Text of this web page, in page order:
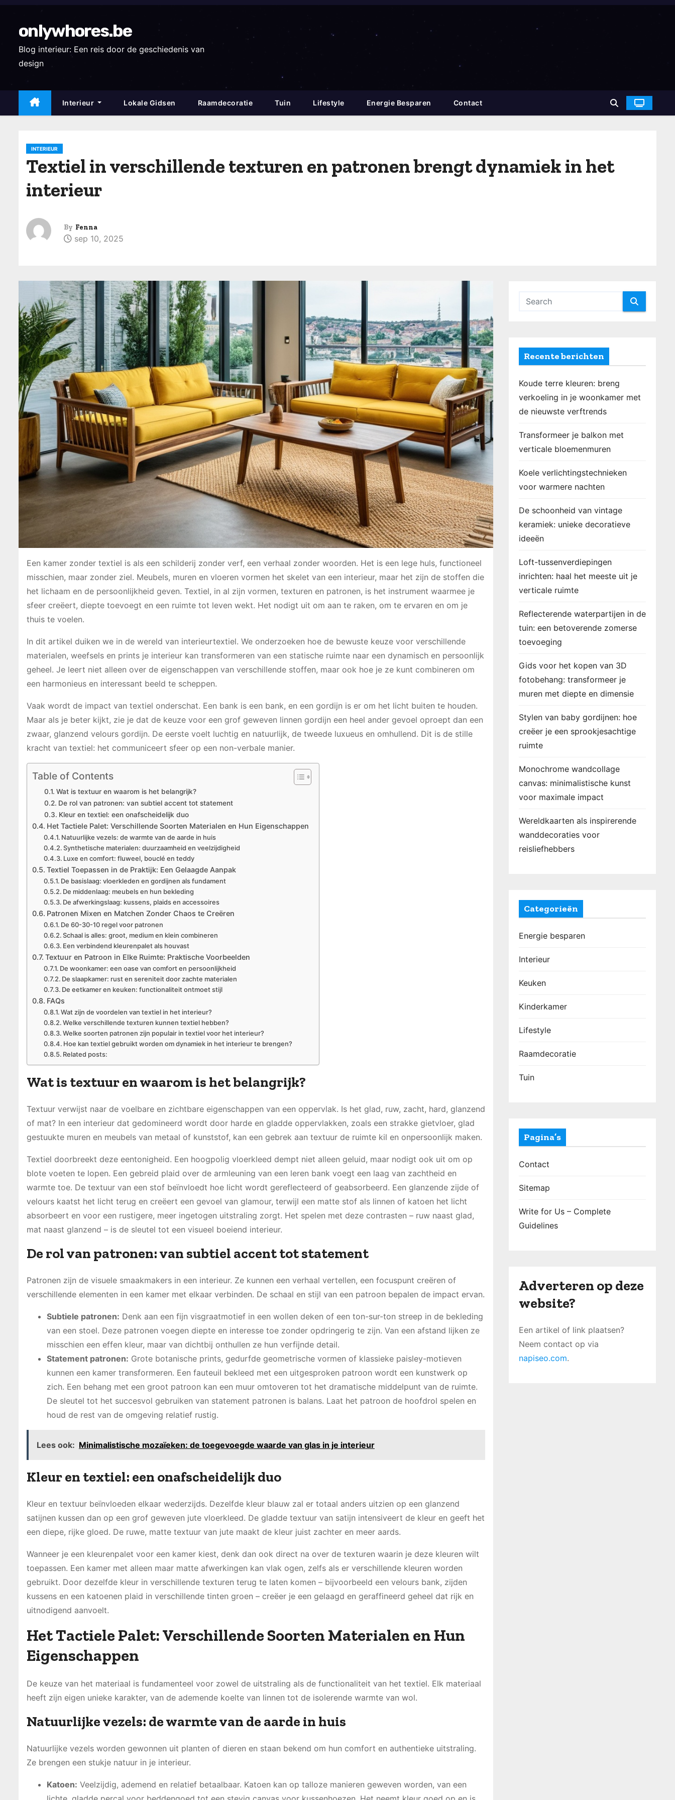
onlywhores.be
Blog interieur: Een reis door de geschiedenis van
design
Interieur Lokale Gidsen Raamdecoratie Tuin Lifestyle Energie Besparen Contact
INTERIEUR
Textiel in verschillende texturen en patronen brengt dynamiek in het
interieur
By Fenna
sep 10, 2025
Een kamer zonder textiel is als een schilderij zonder verf, een verhaal zonder woorden. Het is een lege huls, functioneel
misschien, maar zonder ziel. Meubels, muren en vloeren vormen het skelet van een interieur, maar het zijn de stoffen die
het lichaam en de persoonlijkheid geven. Textiel, in al zijn vormen, texturen en patronen, is het instrument waarmee je
sfeer creëert, diepte toevoegt en een ruimte tot leven wekt. Het nodigt uit om aan te raken, om te ervaren en om je
thuis te voelen.
In dit artikel duiken we in de wereld van interieurtextiel. We onderzoeken hoe de bewuste keuze voor verschillende
materialen, weefsels en prints je interieur kan transformeren van een statische ruimte naar een dynamisch en persoonlijk
geheel. Je leert niet alleen over de eigenschappen van verschillende stoffen, maar ook hoe je ze kunt combineren om
een harmonieus en interessant beeld te scheppen.
Vaak wordt de impact van textiel onderschat. Een bank is een bank, en een gordijn is er om het licht buiten te houden.
Maar als je beter kijkt, zie je dat de keuze voor een grof geweven linnen gordijn een heel ander gevoel oproept dan een
zwaar, glanzend velours gordijn. De eerste voelt luchtig en natuurlijk, de tweede luxueus en omhullend. Dit is de stille
kracht van textiel: het communiceert sfeer op een non-verbale manier.
Table of Contents
Wat is textuur en waarom is het belangrijk?
De rol van patronen: van subtiel accent tot statement
Kleur en textiel: een onafscheidelijk duo
Het Tactiele Palet: Verschillende Soorten Materialen en Hun Eigenschappen
Natuurlijke vezels: de warmte van de aarde in huis
Synthetische materialen: duurzaamheid en veelzijdigheid
Luxe en comfort: fluweel, bouclé en teddy
Textiel Toepassen in de Praktijk: Een Gelaagde Aanpak
De basislaag: vloerkleden en gordijnen als fundament
De middenlaag: meubels en hun bekleding
De afwerkingslaag: kussens, plaids en accessoires
Patronen Mixen en Matchen Zonder Chaos te Creëren
De 60-30-10 regel voor patronen
Schaal is alles: groot, medium en klein combineren
Een verbindend kleurenpalet als houvast
Textuur en Patroon in Elke Ruimte: Praktische Voorbeelden
De woonkamer: een oase van comfort en persoonlijkheid
De slaapkamer: rust en sereniteit door zachte materialen
De eetkamer en keuken: functionaliteit ontmoet stijl
FAQs
Wat zijn de voordelen van textiel in het interieur?
Welke verschillende texturen kunnen textiel hebben?
Welke soorten patronen zijn populair in textiel voor het interieur?
Hoe kan textiel gebruikt worden om dynamiek in het interieur te brengen?
Related posts:
Wat is textuur en waarom is het belangrijk?
Textuur verwijst naar de voelbare en zichtbare eigenschappen van een oppervlak. Is het glad, ruw, zacht, hard, glanzend
of mat? In een interieur dat gedomineerd wordt door harde en gladde oppervlakken, zoals een strakke gietvloer, glad
gestuukte muren en meubels van metaal of kunststof, kan een gebrek aan textuur de ruimte kil en onpersoonlijk maken.
Textiel doorbreekt deze eentonigheid. Een hoogpolig vloerkleed dempt niet alleen geluid, maar nodigt ook uit om op
blote voeten te lopen. Een gebreid plaid over de armleuning van een leren bank voegt een laag van zachtheid en
warmte toe. De textuur van een stof beïnvloedt hoe licht wordt gereflecteerd of geabsorbeerd. Een glanzende zijde of
velours kaatst het licht terug en creëert een gevoel van glamour, terwijl een matte stof als linnen of katoen het licht
absorbeert en voor een rustigere, meer ingetogen uitstraling zorgt. Het spelen met deze contrasten – ruw naast glad,
mat naast glanzend – is de sleutel tot een visueel boeiend interieur.
De rol van patronen: van subtiel accent tot statement
Patronen zijn de visuele smaakmakers in een interieur. Ze kunnen een verhaal vertellen, een focuspunt creëren of
verschillende elementen in een kamer met elkaar verbinden. De schaal en stijl van een patroon bepalen de impact ervan.
Subtiele patronen: Denk aan een fijn visgraatmotief in een wollen deken of een ton-sur-ton streep in de bekleding
van een stoel. Deze patronen voegen diepte en interesse toe zonder opdringerig te zijn. Van een afstand lijken ze
misschien een effen kleur, maar van dichtbij onthullen ze hun verfijnde detail.
Statement patronen: Grote botanische prints, gedurfde geometrische vormen of klassieke paisley-motieven
kunnen een kamer transformeren. Een fauteuil bekleed met een uitgesproken patroon wordt een kunstwerk op
zich. Een behang met een groot patroon kan een muur omtoveren tot het dramatische middelpunt van de ruimte.
De sleutel tot het succesvol gebruiken van statement patronen is balans. Laat het patroon de hoofdrol spelen en
houd de rest van de omgeving relatief rustig.
Lees ook: Minimalistische mozaïeken: de toegevoegde waarde van glas in je interieur
Kleur en textiel: een onafscheidelijk duo
Kleur en textuur beïnvloeden elkaar wederzijds. Dezelfde kleur blauw zal er totaal anders uitzien op een glanzend
satijnen kussen dan op een grof geweven jute vloerkleed. De gladde textuur van satijn intensiveert de kleur en geeft het
een diepe, rijke gloed. De ruwe, matte textuur van jute maakt de kleur juist zachter en meer aards.
Wanneer je een kleurenpalet voor een kamer kiest, denk dan ook direct na over de texturen waarin je deze kleuren wilt
toepassen. Een kamer met alleen maar matte afwerkingen kan vlak ogen, zelfs als er verschillende kleuren worden
gebruikt. Door dezelfde kleur in verschillende texturen terug te laten komen – bijvoorbeeld een velours bank, zijden
kussens en een katoenen plaid in verschillende tinten groen – creëer je een gelaagd en geraffineerd geheel dat rijk en
uitnodigend aanvoelt.
Het Tactiele Palet: Verschillende Soorten Materialen en Hun
Eigenschappen
De keuze van het materiaal is fundamenteel voor zowel de uitstraling als de functionaliteit van het textiel. Elk materiaal
heeft zijn eigen unieke karakter, van de ademende koelte van linnen tot de isolerende warmte van wol.
Natuurlijke vezels: de warmte van de aarde in huis
Natuurlijke vezels worden gewonnen uit planten of dieren en staan bekend om hun comfort en authentieke uitstraling.
Ze brengen een stukje natuur in je interieur.
Katoen: Veelzijdig, ademend en relatief betaalbaar. Katoen kan op talloze manieren geweven worden, van een
Recente berichten
Koude terre kleuren: breng
verkoeling in je woonkamer met
de nieuwste verftrends
Transformeer je balkon met
verticale bloemenmuren
Koele verlichtingstechnieken
voor warmere nachten
De schoonheid van vintage
keramiek: unieke decoratieve
ideeën
Loft-tussenverdiepingen
inrichten: haal het meeste uit je
verticale ruimte
Reflecterende waterpartijen in de
tuin: een betoverende zomerse
toevoeging
Gids voor het kopen van 3D
fotobehang: transformeer je
muren met diepte en dimensie
Stylen van baby gordijnen: hoe
creëer je een sprookjesachtige
ruimte
Monochrome wandcollage
canvas: minimalistische kunst
voor maximale impact
Wereldkaarten als inspirerende
wanddecoraties voor
reisliefhebbers
Categorieën
Energie besparen
Interieur
Keuken
Kinderkamer
Lifestyle
Raamdecoratie
Tuin
Pagina’s
Contact
Sitemap
Write for Us – Complete
Guidelines
Adverteren op deze
website?
Een artikel of link plaatsen?
Neem contact op via
napiseo.com.